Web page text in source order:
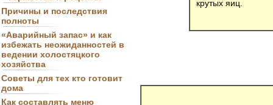
Причины и последствия
полноты
«Аварийный запас» и как
избежать неожиданностей в
ведении холостяцкого
хозяйства
Советы для тех кто готовит
дома
Как составлять меню
крутых яиц.